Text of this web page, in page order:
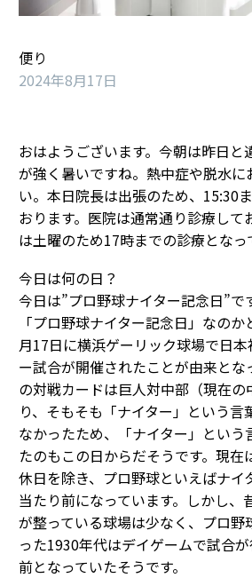
便り
2024年8月17日
おはようございます。今朝は昨日と
が強く暑いですね。熱中症や脱水に
い。本日院長は出張のため、15:30
おります。医院は通常通り診療して
は土曜のため17時までの診療となっ
今日は何の日？
今日は”プロ野球ナイター記念日”で
「プロ野球ナイター記念日」なの
月17日に横浜ゲーリック球場で日
ー試合が開催されたことが由来とな
の対戦カードは巨人対中部（現在
り、そもそも「ナイター」という言
なかったため、「ナイター」という
たのもこの日からだそうです。現在
休日を除き、プロ野球といえばナイ
当たり前になっています。しかし、
が整っている球場は少なく、プロ野
った1930年代はデイゲームで試合
前となっていたそうです。